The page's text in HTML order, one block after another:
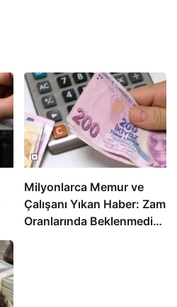
Milyonlarca Memur ve
Çalışanı Yıkan Haber: Zam
Oranlarında Beklenmedik